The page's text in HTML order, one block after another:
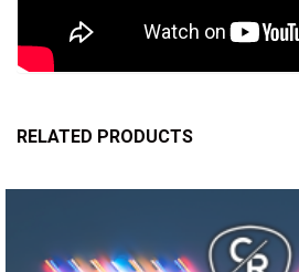
RELATED PRODUCTS